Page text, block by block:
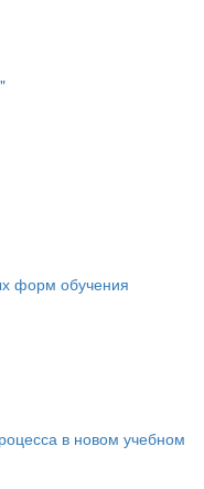
форм обучения
в новом учебном